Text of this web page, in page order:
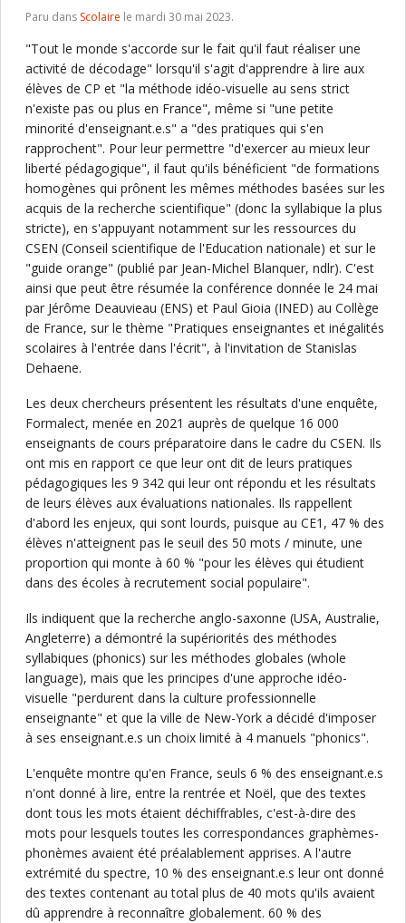
Paru dans Scolaire le mardi 30 mai 2023.
"Tout le monde s'accorde sur le fait qu'il faut réaliser une
activité de décodage" lorsqu'il s'agit d'apprendre à lire aux
élèves de CP et "la méthode idéo-visuelle au sens strict
n'existe pas ou plus en France", même si "une petite
minorité d'enseignant.e.s" a "des pratiques qui s'en
rapprochent". Pour leur permettre "d'exercer au mieux leur
liberté pédagogique", il faut qu'ils bénéficient "de formations
homogènes qui prônent les mêmes méthodes basées sur les
acquis de la recherche scientifique" (donc la syllabique la plus
stricte), en s'appuyant notamment sur les ressources du
CSEN (Conseil scientifique de l'Education nationale) et sur le
"guide orange" (publié par Jean-Michel Blanquer, ndlr). C'est
ainsi que peut être résumée la conférence donnée le 24 mai
par Jérôme Deauvieau (ENS) et Paul Gioia (INED) au Collège
de France, sur le thème "Pratiques enseignantes et inégalités
scolaires à l'entrée dans l'écrit", à l'invitation de Stanislas
Dehaene.
Les deux chercheurs présentent les résultats d'une enquête,
Formalect, menée en 2021 auprès de quelque 16 000
enseignants de cours préparatoire dans le cadre du CSEN. Ils
ont mis en rapport ce que leur ont dit de leurs pratiques
pédagogiques les 9 342 qui leur ont répondu et les résultats
de leurs élèves aux évaluations nationales. Ils rappellent
d'abord les enjeux, qui sont lourds, puisque au CE1, 47 % des
élèves n'atteignent pas le seuil des 50 mots / minute, une
proportion qui monte à 60 % "pour les élèves qui étudient
dans des écoles à recrutement social populaire".
Ils indiquent que la recherche anglo-saxonne (USA, Australie,
Angleterre) a démontré la supériorités des méthodes
syllabiques (phonics) sur les méthodes globales (whole
language), mais que les principes d'une approche idéo-
visuelle "perdurent dans la culture professionnelle
enseignante" et que la ville de New-York a décidé d'imposer
à ses enseignant.e.s un choix limité à 4 manuels "phonics".
L'enquête montre qu'en France, seuls 6 % des enseignant.e.s
n'ont donné à lire, entre la rentrée et Noël, que des textes
dont tous les mots étaient déchiffrables, c'est-à-dire des
mots pour lesquels toutes les correspondances graphèmes-
phonèmes avaient été préalablement apprises. A l'autre
extrémité du spectre, 10 % des enseignant.e.s leur ont donné
des textes contenant au total plus de 40 mots qu'ils avaient
dû apprendre à reconnaître globalement. 60 % des